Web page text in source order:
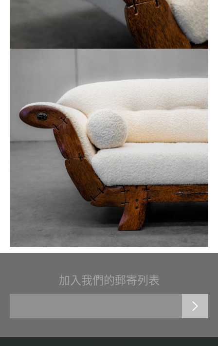
加入我們的郵寄列表